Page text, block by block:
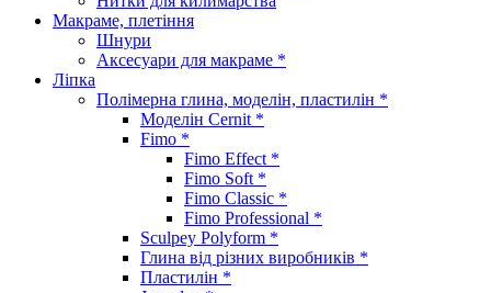
Макраме, плетіння
Шнури
Аксесуари для макраме *
Ліпка
Полімерна глина, моделін, пластилін *
Моделін Cernit *
Fimo *
Fimo Effect *
Fimo Soft *
Fimo Classic *
Fimo Professional *
Sculpey Polyform *
Глина від різних виробників *
Пластилін *